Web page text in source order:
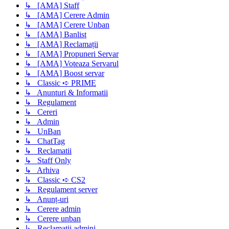
↳ [AMA] Staff
↳ [AMA] Cerere Admin
↳ [AMA] Cerere Unban
↳ [AMA] Banlist
↳ [AMA] Reclamații
↳ [AMA] Propuneri Servar
↳ [AMA] Voteaza Servarul
↳ [AMA] Boost servar
↳ Classic ➪ PRIME
↳ Anunturi & Informatii
↳ Regulament
↳ Cereri
↳ Admin
↳ UnBan
↳ ChatTag
↳ Reclamatii
↳ Staff Only
↳ Arhiva
↳ Classic ➪ CS2
↳ Regulament server
↳ Anunț-uri
↳ Cerere admin
↳ Cerere unban